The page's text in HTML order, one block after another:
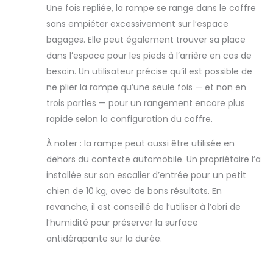
considérablement
réduite, de sorte
que même les
chiens plus âgés
peuvent
facilement
grimper. Un tapis
sur lequel ces
escaliers pour
facilement
grands chiens, Elle
est également
résistante aux
intempéries, ce
qui rend cette
rampe pour chien
idéale pour une
Une fois repliée, la rampe se range dans le coffre
sans empiéter excessivement sur l’espace
bagages. Elle peut également trouver sa place
dans l’espace pour les pieds à l’arrière en cas de
besoin. Un utilisateur précise qu’il est possible de
ne plier la rampe qu’une seule fois — et non en
trois parties — pour un rangement encore plus
rapide selon la configuration du coffre.
À noter : la rampe peut aussi être utilisée en
dehors du contexte automobile. Un propriétaire l’a
installée sur son escalier d’entrée pour un petit
chien de 10 kg, avec de bons résultats. En
revanche, il est conseillé de l’utiliser à l’abri de
l’humidité pour préserver la surface
antidérapante sur la durée.